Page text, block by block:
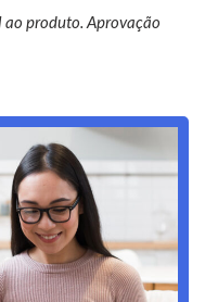
ao produto. Aprovação